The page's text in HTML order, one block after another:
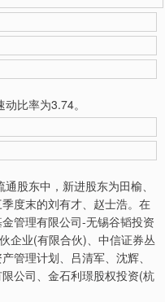
比率为3.74。
东中，新进股东为田榆、
度末的刘有才、赵士浩。在
管理有限公司-无锡谷韬投资
企业(有限合伙)、中信证券丛
管理计划、吕清军、沈辉、
公司、金石利璟股权投资(杭